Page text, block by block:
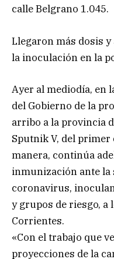
calle Belgrano 1.045.
Llegaron más dosis y
la inoculación en la
Ayer al mediodía, en
del Gobierno de la
arribo a la provincia
Sputnik V, del primer
manera, continúa
inmunización ante
coronavirus,
y grupos de riesgo, a
Corrientes.
«Con el trabajo que
proyecciones de la